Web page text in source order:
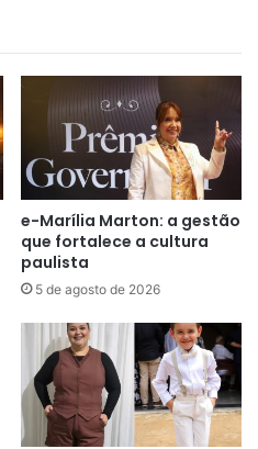
e-Marília Marton: a gestão
que fortalece a cultura
paulista
5 de agosto de 2026